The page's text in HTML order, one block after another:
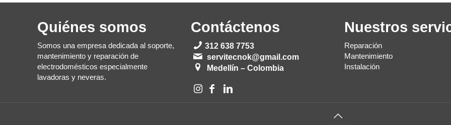
Quiénes somos
Somos una empresa dedicada al soporte,
mantenimiento y reparación de
electrodomésticos especialmente
lavadoras y neveras.
Contáctenos
312 638 7753
servitecnok@gmail.com
Medellín – Colombia
Nuestros
Reparación
Mantenimiento
Instalación